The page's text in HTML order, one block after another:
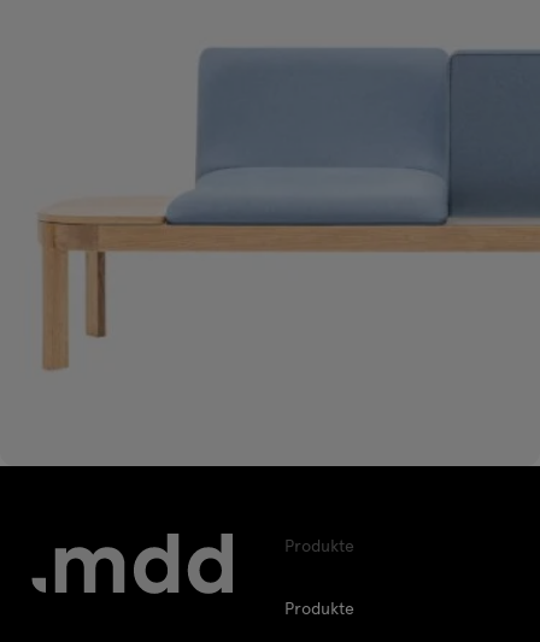
Produkte
Produkte